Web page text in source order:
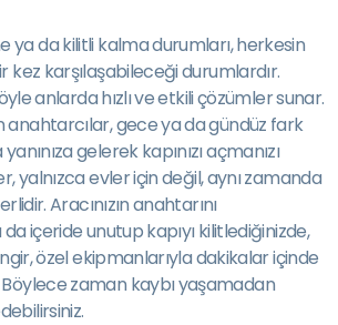
da kilitli kalma durumları, herkesin
kez karşılaşabileceği durumlardır.
anlarda hızlı ve etkili çözümler sunar.
gece ya da gündüz fark
gelerek kapınızı açmanızı
yalnızca evler için değil, aynı zamanda
Aracınızın anahtarını
içeride unutup kapıyı kilitlediğinizde,
özel ekipmanlarıyla dakikalar içinde
zaman kaybı yaşamadan